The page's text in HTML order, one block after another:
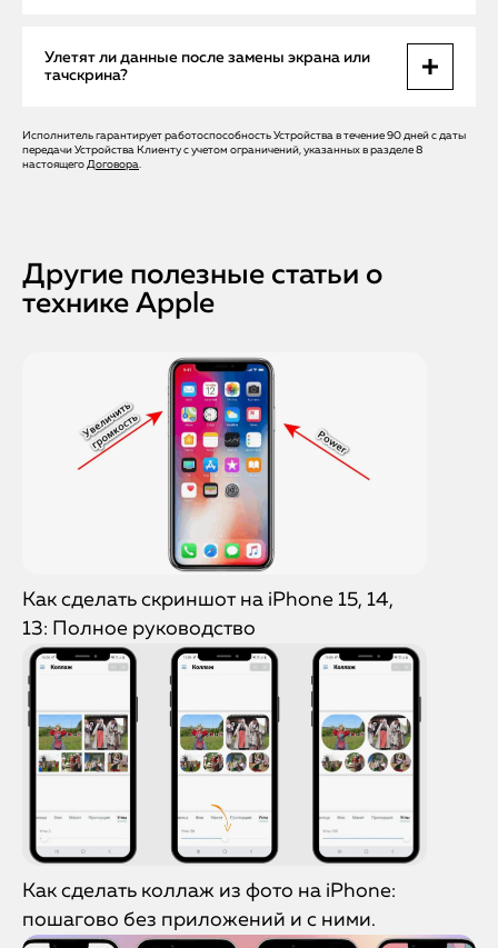
Да. Мы предоставляем бесплатный выезд мастера по
всему Санкт-Петербургу. В большинстве случаев ремонт
Улетят ли данные после замены экрана или
тачскрина?
Нет. При замене дисплея или даже ремонте платы мы не
затрагиваем вашу информацию. Все фото, файлы и
Исполнитель гарантирует работоспособность Устройства в течение 90 дней с даты
передачи Устройства Клиенту с учетом ограничений, указанных в разделе 8
настоящего Договора.
Другие полезные статьи о
технике Apple
Как сделать скриншот на iPhone 15, 14,
13: Полное руководство
Как сделать коллаж из фото на iPhone:
пошагово без приложений и с ними.